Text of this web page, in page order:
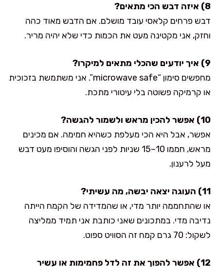
8) איזה דבש הכי מתאים?
דבש פרחים קלאסי עובד מושלם. אם הדבש מאוד כהה
וחזק, אני מקטינה מעט את הכמות כדי שלא יהיה מריר.
9) איך יודעים שהכלי מתאים למיקרו?
מחפשים סימון “microwave safe”. אני משתמשת בזכוכית
או קרמיקה פשוטה בלי עיטורי מתכת.
10) אפשר להכין מראש ולשמור להגשה?
אפשר, אבל היא הכי מעלפת כשהיא חמימה. אם מכינים
מראש, חממו 10–15 שניות לפני הגשה והוסיפו מעט דבש
מעל לרענון.
11) העוגה יצאה יבשה, מה עשיתי?
או שהתחממה יותר מדי, או שהמדידה של הקמח הייתה
נדיבה מדי. במתכונים שאני כותבת אני תמיד ממליצה
לשקול: 70 גרם קמח זה הסוויט ספוט.
12) אפשר להפוך את זה לדל פחמימות או עשיר